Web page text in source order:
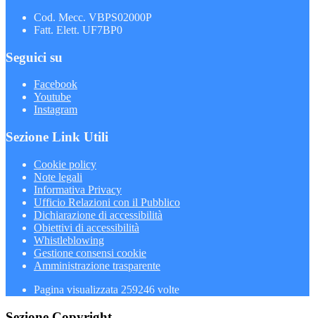
Cod. Mecc. VBPS02000P
Fatt. Elett. UF7BP0
Seguici su
Facebook
Youtube
Instagram
Sezione Link Utili
Cookie policy
Note legali
Informativa Privacy
Ufficio Relazioni con il Pubblico
Dichiarazione di accessibilità
Obiettivi di accessibilità
Whistleblowing
Gestione consensi cookie
Amministrazione trasparente
Pagina visualizzata 259246 volte